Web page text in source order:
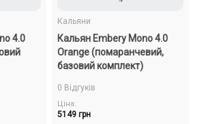
4.0
Кальяни
Кальян Embery Mono 4.0
Orange (помаранчевий,
базовий комплект)
0 Відгуків
Ціна:
5149 грн